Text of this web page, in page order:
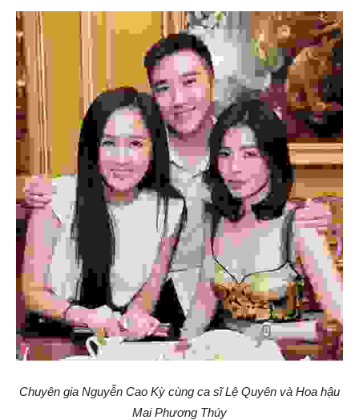
Chuyên gia Nguyễn Cao Kỳ cùng ca sĩ Lệ Quyên và Hoa hậu
Mai Phương Thúy